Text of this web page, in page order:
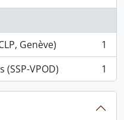
Genève)
1
VPOD)
1